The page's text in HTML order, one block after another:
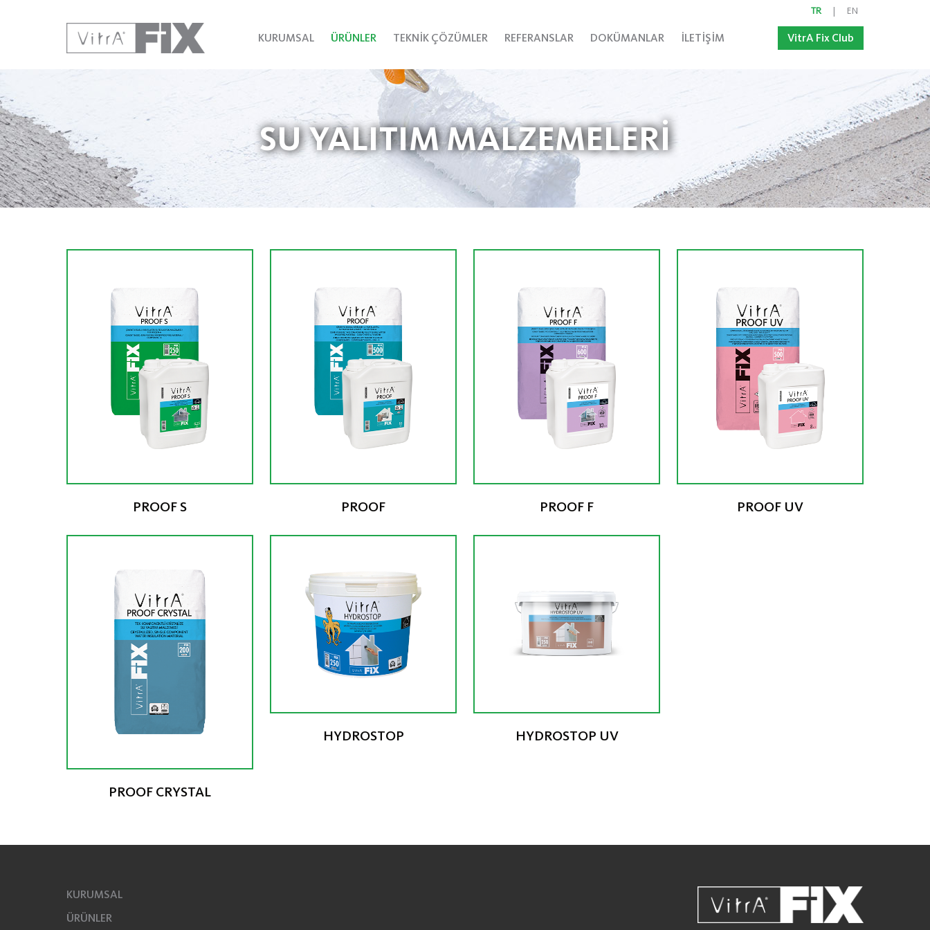
TR | EN
KURUMSAL ÜRÜNLER TEKNİK ÇÖZÜMLER REFERANSLAR DOKÜMANLAR İLETİŞİM VitrA Fix Club
SU YALITIM MALZEMELERİ
PROOF S PROOF PROOF F PROOF UV
PROOF CRYSTAL
HYDROSTOP HYDROSTOP UV
KURUMSAL
ÜRÜNLER